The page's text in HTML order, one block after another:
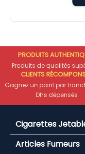
PRODUITS
Produits de qualités
CLIENTS
Gagnez un point par
Dhs dépensés
Cigarettes
Articles Fumeurs